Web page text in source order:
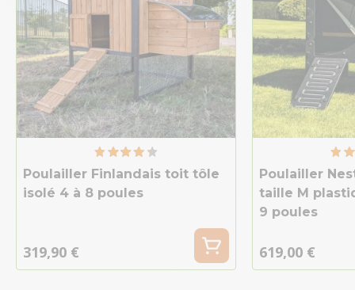
Poulailler Finlandais toit tôle
isolé 4 à 8 poules
319,90 €
Poulailler
taille M
9 poules
619,00 €